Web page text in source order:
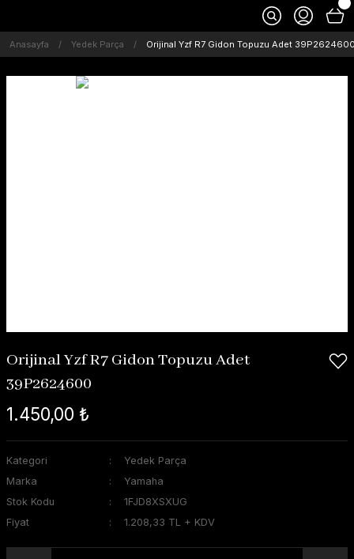
Anasayfa Yedek Parça Orijinal Yzf R7 Gidon Topuzu Adet
Orijinal Yzf R7 Gidon Topuzu Adet
39P2624600
1.450,00 ₺
Kategori
Yedek Parça
Marka
Yamaha
Stok Kodu
1FJD8XSXUG
Fiyat
1.208,33 TL + KDV